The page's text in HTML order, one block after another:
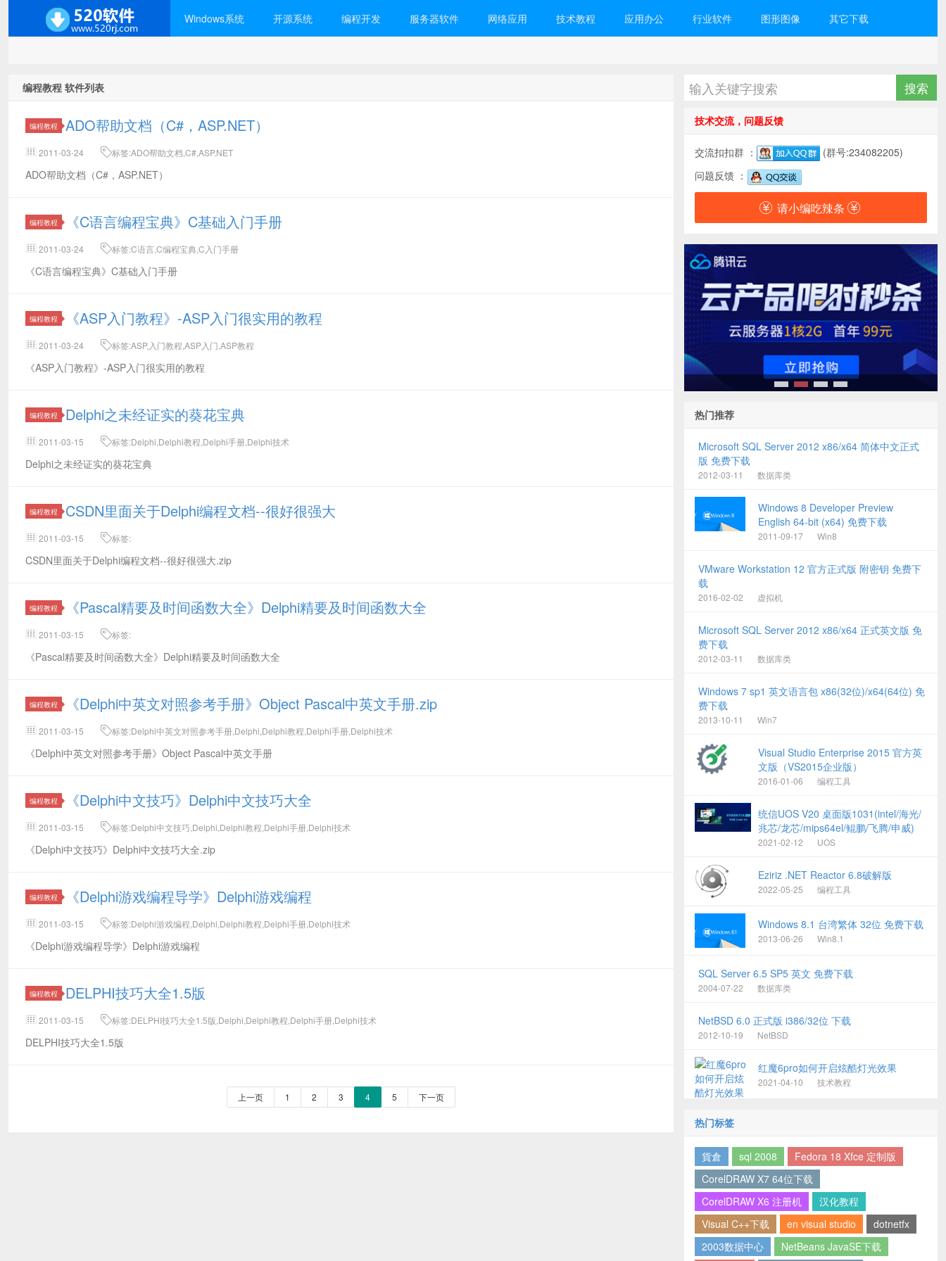
Windows系统 开源系统 编程开发 服务器软件 网络应用 技术教程 应用办公 行业软件 图形图像 其它下载
编程教程 软件列表
编程教程 ADO帮助文档（C#，ASP.NET）
2011-03-24 标签:ADO帮助文档,C#,ASP.NET
ADO帮助文档（C#，ASP.NET）
编程教程 《C语言编程宝典》C基础入门手册
2011-03-24 标签:C语言,C编程宝典,C入门手册
《C语言编程宝典》C基础入门手册
编程教程 《ASP入门教程》-ASP入门很实用的教程
2011-03-24 标签:ASP,入门教程,ASP入门,ASP教程
《ASP入门教程》-ASP入门很实用的教程
编程教程 Delphi之未经证实的葵花宝典
2011-03-15 标签:Delphi,Delphi教程,Delphi手册,Delphi技术
Delphi之未经证实的葵花宝典
编程教程 CSDN里面关于Delphi编程文档--很好很强大
2011-03-15 标签:
CSDN里面关于Delphi编程文档--很好很强大.zip
编程教程 《Pascal精要及时间函数大全》Delphi精要及时间函数大全
2011-03-15 标签:
《Pascal精要及时间函数大全》Delphi精要及时间函数大全
编程教程 《Delphi中英文对照参考手册》Object Pascal中英文手册.zip
2011-03-15 标签:Delphi中英文对照参考手册,Delphi,Delphi教程,Delphi手册,Delphi技术
《Delphi中英文对照参考手册》Object Pascal中英文手册
编程教程 《Delphi中文技巧》Delphi中文技巧大全
2011-03-15 标签:Delphi中文技巧,Delphi,Delphi教程,Delphi手册,Delphi技术
《Delphi中文技巧》Delphi中文技巧大全.zip
编程教程 《Delphi游戏编程导学》Delphi游戏编程
2011-03-15 标签:Delphi游戏编程,Delphi,Delphi教程,Delphi手册,Delphi技术
《Delphi游戏编程导学》Delphi游戏编程
编程教程 DELPHI技巧大全1.5版
2011-03-15 标签:DELPHI技巧大全1.5版,Delphi,Delphi教程,Delphi手册,Delphi技术
DELPHI技巧大全1.5版
上一页 1 2 3 4 5 下一页
技术交流，问题反馈
交流扣扣群 ：
(群号:234082205)
问题反馈 ：
请小编吃辣条
热门推荐
Microsoft SQL Server 2012 x86/x64 简体中文正式
版 免费下载
2012-03-11 数据库类
Windows 8 Developer Preview
English 64-bit (x64) 免费下载
2011-09-17 Win8
VMware Workstation 12 官方正式版 附密钥 免费下
载
2016-02-02 虚拟机
Microsoft SQL Server 2012 x86/x64 正式英文版 免
费下载
2012-03-11 数据库类
Windows 7 sp1 英文语言包 x86(32位)/x64(64位) 免
费下载
2013-10-11 Win7
Visual Studio Enterprise 2015 官方英
文版（VS2015企业版）
2016-01-06 编程工具
统信UOS V20 桌面版1031(intel/海光/
兆芯/龙芯/mips64el/鲲鹏/飞腾/申威)
2021-02-12 UOS
Eziriz .NET Reactor 6.8破解版
2022-05-25 编程工具
Windows 8.1 台湾繁体 32位 免费下载
2013-06-26 Win8.1
SQL Server 6.5 SP5 英文 免费下载
2004-07-22 数据库类
NetBSD 6.0 正式版 i386/32位 下载
2012-10-19 NetBSD
红魔6pro如何开启炫酷灯光效果
2021-04-10 技术教程
热门标签
貨倉 sql 2008
Fedora 18 Xfce 定制版
CorelDRAW X7 64位下载
CorelDRAW X6 注册机
汉化教程
Visual C++下载
en visual studio
dotnetfx
2003数据中心
NetBeans JavaSE下载